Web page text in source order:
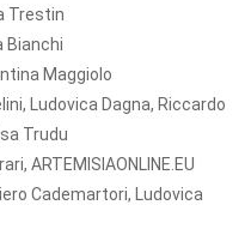
Trestin
Bianchi
Maggiolo
Ludovica Dagna, Riccardo
Trudu
ARTEMISIAONLINE.EU
Cademartori, Ludovica